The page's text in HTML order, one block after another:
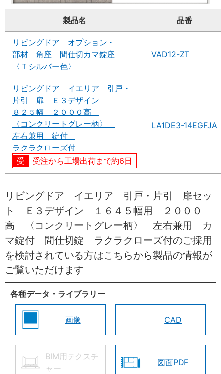
製品名 品番
リビングドア オプション・
部材 角座 間仕切カマ錠座
〈Ｔシルバー色〉
VAD12-ZT
リビングドア イエリア 引戸・
片引 扉 Ｅ３デザイン
８２５幅 ２０００高
〈コンクリートグレー柄〉
左右兼用 錠付
ラクラクローズ付
受注から工場出荷まで約6日
LA1DE3-14EGFJA
リビングドア イエリア 引戸・片引 扉セッ
ト Ｅ３デザイン １６４５幅用 ２０００
高 〈コンクリートグレー柄〉 左右兼用 カ
マ錠付 間仕切錠 ラクラクローズ付のご採用
を検討されている方はこちらから製品の情報が
ご覧いただけます
各種データ・ライブラリー
画像 CAD
BIM用テクスチ
ャー
図面PDF